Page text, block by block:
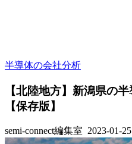
半導体の会社分析
【北陸地方】新潟県の
【保存版】
semi-connect編集室 2023-01-25